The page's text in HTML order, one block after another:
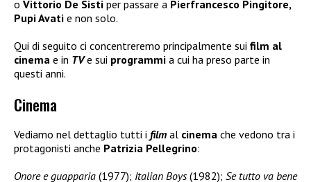
o Vittorio De Sisti per passare a Pierfrancesco Pingitore,
Pupi Avati e non solo.
Qui di seguito ci concentreremo principalmente sui film al
cinema e in TVe sui programmi a cui ha preso parte in
questi anni.
Cinema
Vediamo nel dettaglio tutti i film al cinema che vedono tra i
protagonisti anche Patrizia Pellegrino:
Onore e guapparia (1977); Italian Boys(1982); Se tutto va bene